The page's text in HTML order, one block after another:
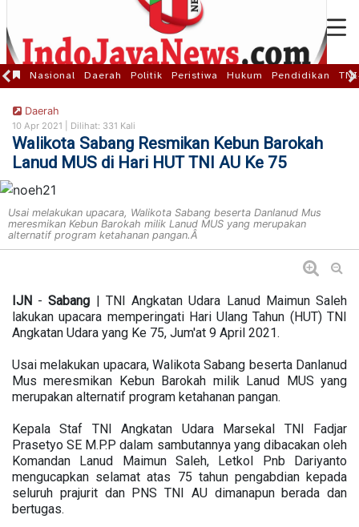
Nasional Daerah Politik Peristiwa Hukum Pendidikan
Daerah
10 Apr 2021 | Dilihat: 331 Kali
Walikota Sabang Resmikan Kebun Barokah
Lanud MUS di Hari HUT TNI AU Ke 75
Usai melakukan upacara, Walikota Sabang beserta Danlanud Mus
meresmikan Kebun Barokah milik Lanud MUS yang merupakan
alternatif program ketahanan pangan.Â
IJN -Sabang | TNI Angkatan Udara Lanud Maimun Saleh
lakukan upacara memperingati Hari Ulang Tahun (HUT) TNI
Angkatan Udara yang Ke 75, Jum'at 9 April 2021.
Usai melakukan upacara, Walikota Sabang beserta Danlanud
Mus meresmikan Kebun Barokah milik Lanud MUS yang
merupakan alternatif program ketahanan pangan.
Kepala Staf TNI Angkatan Udara Marsekal TNI Fadjar
Prasetyo SE M.P.P dalam sambutannya yang dibacakan oleh
Komandan Lanud Maimun Saleh, Letkol Pnb Dariyanto
mengucapkan selamat atas 75 tahun pengabdian kepada
seluruh prajurit dan PNS TNI AU dimanapun berada dan
bertugas.